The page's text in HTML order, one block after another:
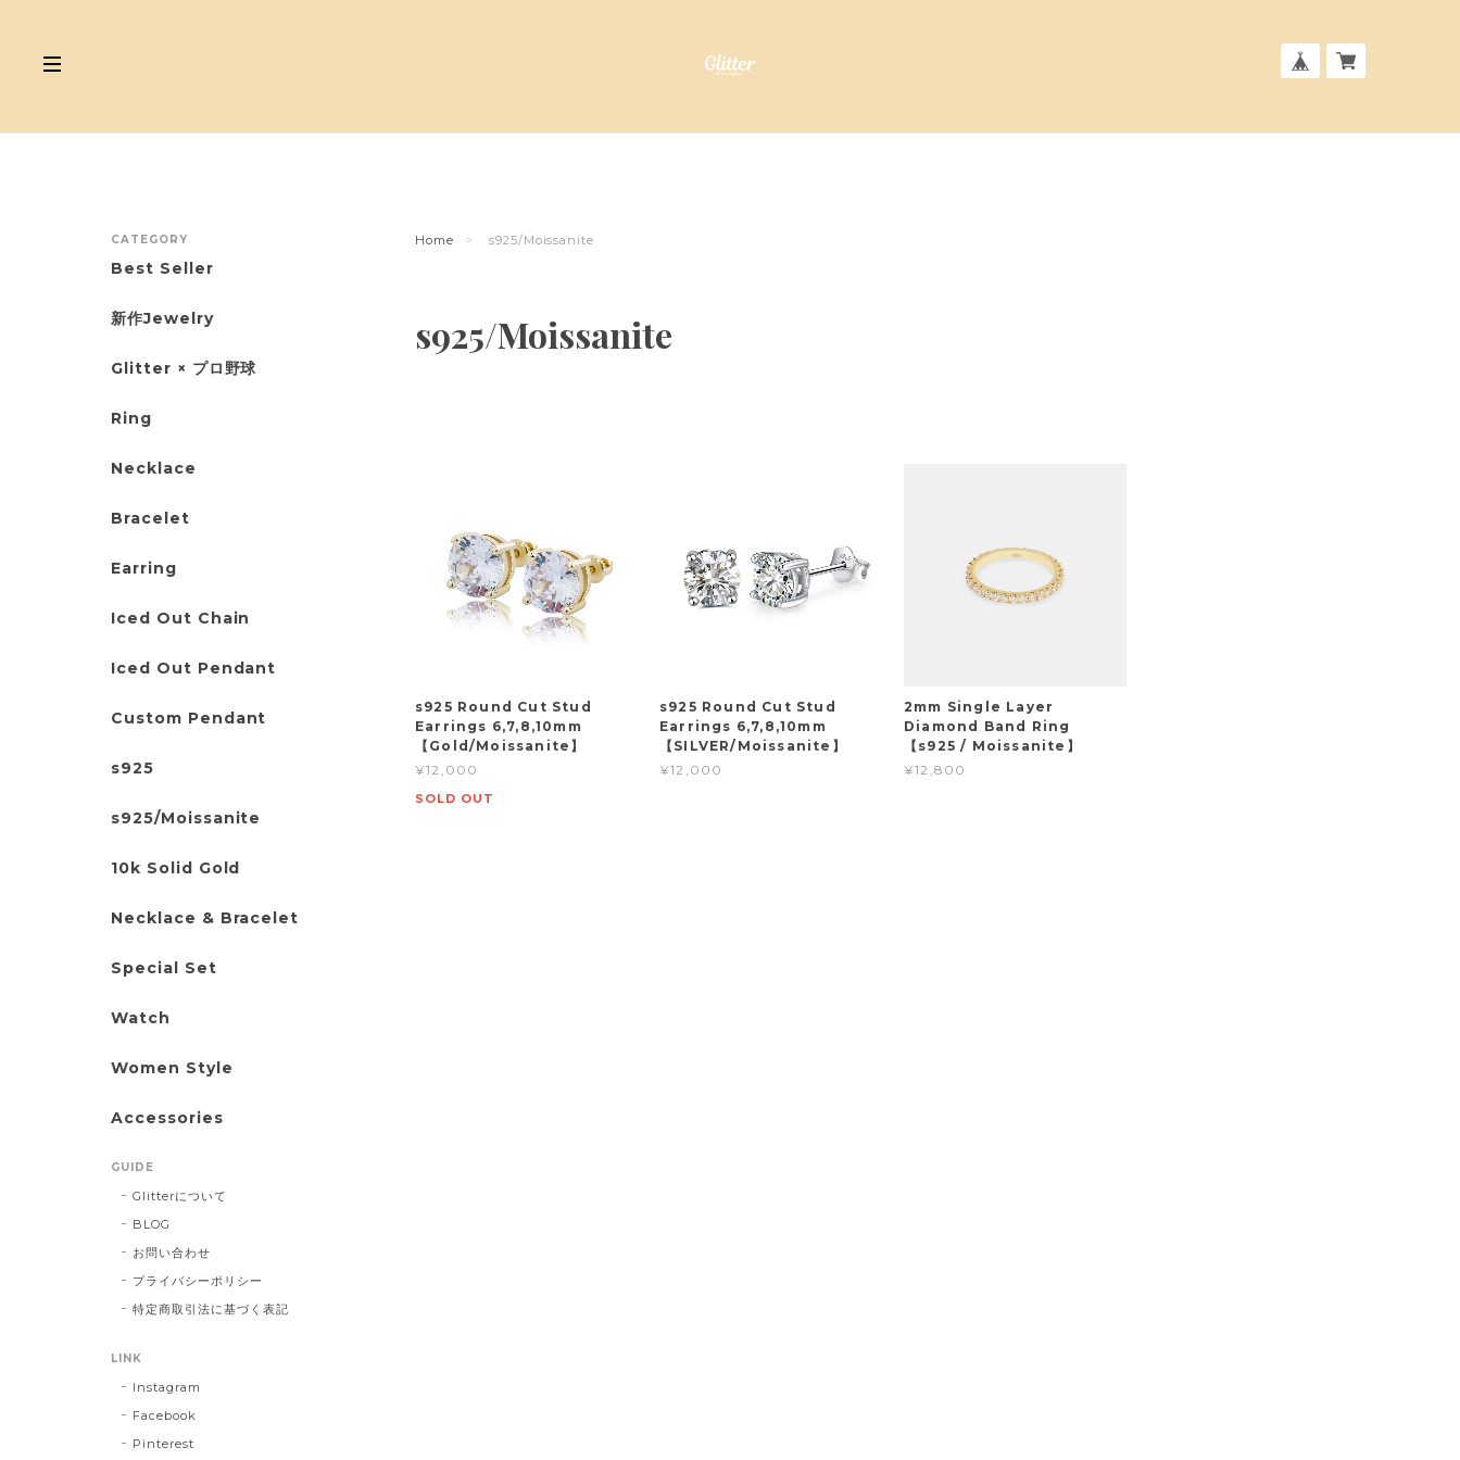
Home s925/Moissanite
s925/Moissanite
s925 Round Cut Stud
Earrings 6,7,8,10mm
【Gold/Moissanite】
¥12,000
SOLD OUT
s925 Round Cut Stud
Earrings 6,7,8,10mm
【SILVER/Moissanite】
¥12,000
2mm Single Layer
Diamond Band Ring
【s925 / Moissanite】
¥12,800
CATEGORY
Best Seller
新作Jewelry
Glitter × プロ野球
Ring
Necklace
Bracelet
Earring
Iced Out Chain
Iced Out Pendant
Custom Pendant
s925
s925/Moissanite
10k Solid Gold
Necklace & Bracelet
Special Set
Watch
Women Style
Accessories
GUIDE
Glitterについて
BLOG
お問い合わせ
プライバシーポリシー
特定商取引法に基づく表記
LINK
Instagram
Facebook
Pinterest